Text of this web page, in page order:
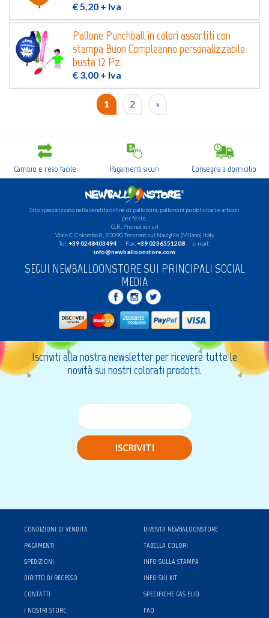
€ 5,20 + Iva
Pallone Punchball in colori assortiti con
stampa Buon Compleanno personalizzabile
busta 12 Pz.
€ 3,00 + Iva
1 2 »
Cambio e reso facile Pagamenti sicuri Consegna a domicilio
Sito specializzato nella vendita online di palloncini, palloncini pubblicitari e articoli
per feste.
G.R. Promotion srl
Viale C.Colombo 8, 20090 Trezzano sul Naviglio (Milano) Italy
Tel:+39 0248403494- Fax:+39 0236551208- e-mail:
info@newballoonstore.com
SEGUI NEWBALLOONSTORE SUI PRINCIPALI SOCIAL
MEDIA
Iscriviti alla nostra newsletter per ricevere tutte le
novità sui nostri colorati prodotti.
ISCRIVITI
CONDIZIONI DI VENDITA
PAGAMENTI
SPEDIZIONI
DIRITTO DI RECESSO
CONTATTI
I NOSTRI STORE
DIVENTA NEWBALOONSTORE
TABELLA COLORI
INFO SULLA STAMPA
INFO SUI KIT
SPECIFICHE GAS ELIO
FAQ